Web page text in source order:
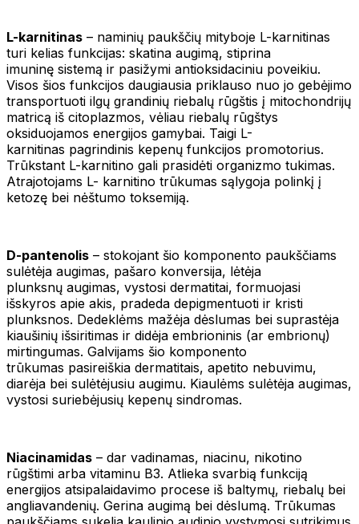
L-karnitinas – naminių paukščių mityboje L-karnitinas
turi kelias funkcijas: skatina augimą, stiprina
imuninę sistemą ir pasižymi antioksidaciniu poveikiu.
Visos šios funkcijos daugiausia priklauso nuo jo gebėjimo
transportuoti ilgų grandinių riebalų rūgštis į mitochondrijų
matricą iš citoplazmos, vėliau riebalų rūgštys
oksiduojamos energijos gamybai. Taigi L-
karnitinas pagrindinis kepenų funkcijos promotorius.
Trūkstant L-karnitino gali prasidėti organizmo tukimas.
Atrajotojams L- karnitino trūkumas sąlygoja polinkį į
ketozę bei nėštumo toksemiją.
D-pantenolis – stokojant šio komponento paukščiams
sulėtėja augimas, pašaro konversija, lėtėja
plunksnų augimas, vystosi dermatitai, formuojasi
išskyros apie akis, pradeda depigmentuoti ir kristi
plunksnos. Dedeklėms mažėja dėslumas bei suprastėja
kiaušinių išsiritimas ir didėja embrioninis (ar embrionų)
mirtingumas. Galvijams šio komponento
trūkumas pasireiškia dermatitais, apetito nebuvimu,
diarėja bei sulėtėjusiu augimu. Kiaulėms sulėtėja augimas,
vystosi suriebėjusių kepenų sindromas.
Niacinamidas – dar vadinamas, niacinu, nikotino
rūgštimi arba vitaminu B3. Atlieka svarbią funkciją
energijos atsipalaidavimo procese iš baltymų, riebalų bei
angliavandenių. Gerina augimą bei dėslumą. Trūkumas